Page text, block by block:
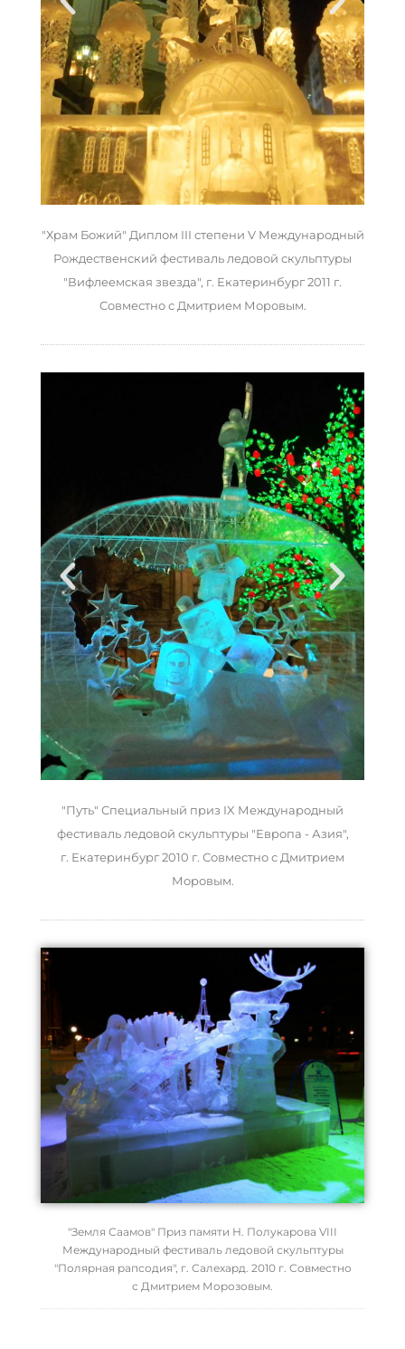
"Храм Божий" Диплом III степени V Международный
Рождественский фестиваль ледовой скульптуры
"Вифлеемская звезда", г. Екатеринбург 2011 г.
Совместно с Дмитрием Моровым.
"Путь" Специальный приз IX Международный
фестиваль ледовой скульптуры "Европа - Азия",
г. Екатеринбург 2010 г. Совместно с Дмитрием
Моровым.
"Земля Саамов" Приз памяти Н. Полукарова VIII
Международный фестиваль ледовой скульптуры
"Полярная рапсодия", г. Салехард. 2010 г. Совместно
с Дмитрием Морозовым.